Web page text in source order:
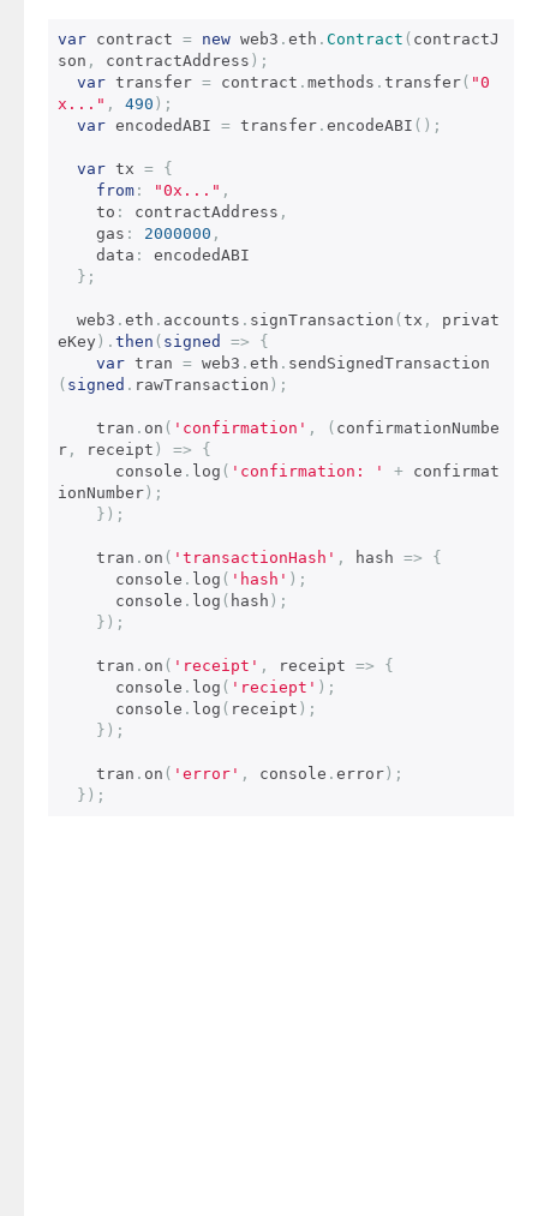
var contract = new web3 . eth . Contract ( contractJ
son , contractAddress );
var transfer = contract . methods . transfer( "0
x..." , 490 );
var encodedABI = transfer . encodeABI ();
var tx = {
from : "0x..." ,
    to
: contractAddress ,
    gas
: 2000000 ,
    data
:
encodedABI
};
  web3
. eth . accounts . signTransaction ( tx ,
privat
eKey ). then ( signed =>
{
var tran = web3 . eth . sendSignedTransaction
( signed . rawTransaction );
    tran
. on ( 'confirmation' , ( confirmationNumbe
r , receipt ) =>
{
      console
. log ( 'confirmation: ' + confirmat
ionNumber );
});
    tran
. on ( 'transactionHash' , hash =>
{
      console
. log ( 'hash' );
      console
. log ( hash );
});
    tran
. on ( 'receipt' , receipt =>
{
      console
. log ( 'reciept' );
      console
. log ( receipt );
});
    tran
. on ( 'error' , console . error );
});